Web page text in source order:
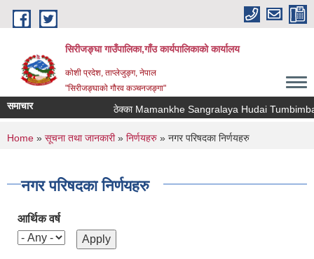
Skip to main content
सिरीजङ्घा गाउँपालिका,गाँउ कार्यपालिकाको कार्यालय
कोशी प्रदेश, ताप्लेजुङ्ग, नेपाल
"सिरीजङ्घाको गौरव कञ्चनजङ्गा"
समाचार ठेक्का Mamankhe Sangralaya Hudai Tumbimba
You are here
Home » सूचना तथा जानकारी» निर्णयहरु » नगर परिषदका निर्णयहरु
नगर परिषदका निर्णयहरु
आर्थिक वर्ष